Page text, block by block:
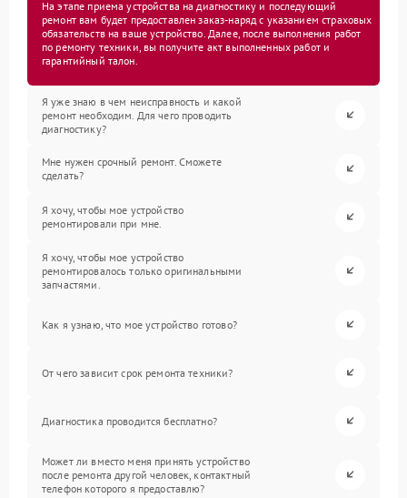
На этапе приема устройства на диагностику и последующий
ремонт вам будет предоставлен заказ-наряд с указанием страховых
обязательств на ваше устройство. Далее, после выполнения работ
по ремонту техники, вы получите акт выполненных работ и
гарантийный талон.
Я уже знаю в чем неисправность и какой
ремонт необходим. Для чего проводить
диагностику?
Мне нужен срочный ремонт. Сможете
сделать?
Я хочу, чтобы мое устройство
ремонтировали при мне.
Я хочу, чтобы мое устройство
ремонтировалось только оригинальными
запчастями.
Как я узнаю, что мое устройство готово?
От чего зависит срок ремонта техники?
Диагностика проводится бесплатно?
Может ли вместо меня принять устройство
после ремонта другой человек, контактный
телефон которого я предоставлю?